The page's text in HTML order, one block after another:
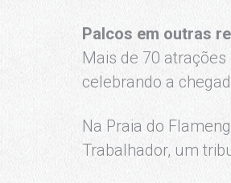
Palcos em outras
Mais de 70
celebrando a
Na Praia do
Trabalhador, um